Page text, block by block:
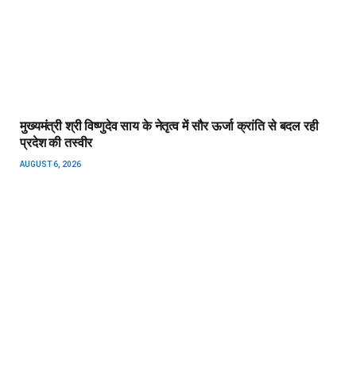
मुख्यमंत्री श्री विष्णुदेव साय के नेतृत्व में सौर ऊर्जा क्रांति से बदल रही
प्रदेश की तस्वीर
AUGUST 6, 2026